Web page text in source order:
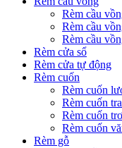
Rèm cầu
Rèm cầu
Rèm cầu
Rèm cửa sổ
Rèm cửa tự động
Rèm cuốn
Rèm cuốn
Rèm cuốn
Rèm cuốn
Rèm cuốn
Rèm gỗ